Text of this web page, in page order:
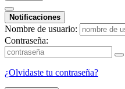
Notificaciones
Nombre de usuario:
Contraseña:
¿Olvidaste tu contraseña?